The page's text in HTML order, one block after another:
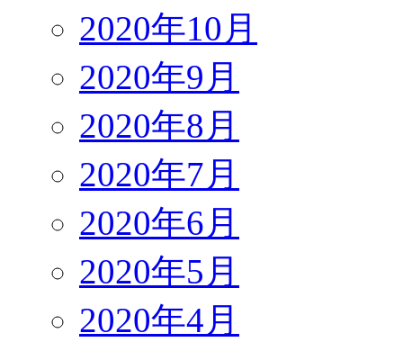
2020年10月
2020年9月
2020年8月
2020年7月
2020年6月
2020年5月
2020年4月